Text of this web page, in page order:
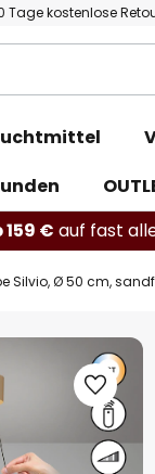
Tage kostenlose
159 € auf fast
Silvio, Ø 50 cm,